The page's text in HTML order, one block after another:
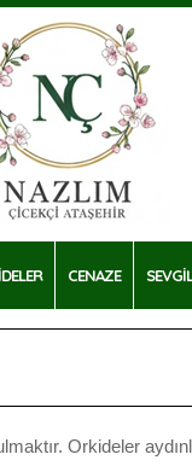
CENAZE
Orkideler